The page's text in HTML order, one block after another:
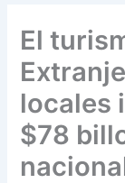
El
locales
$78